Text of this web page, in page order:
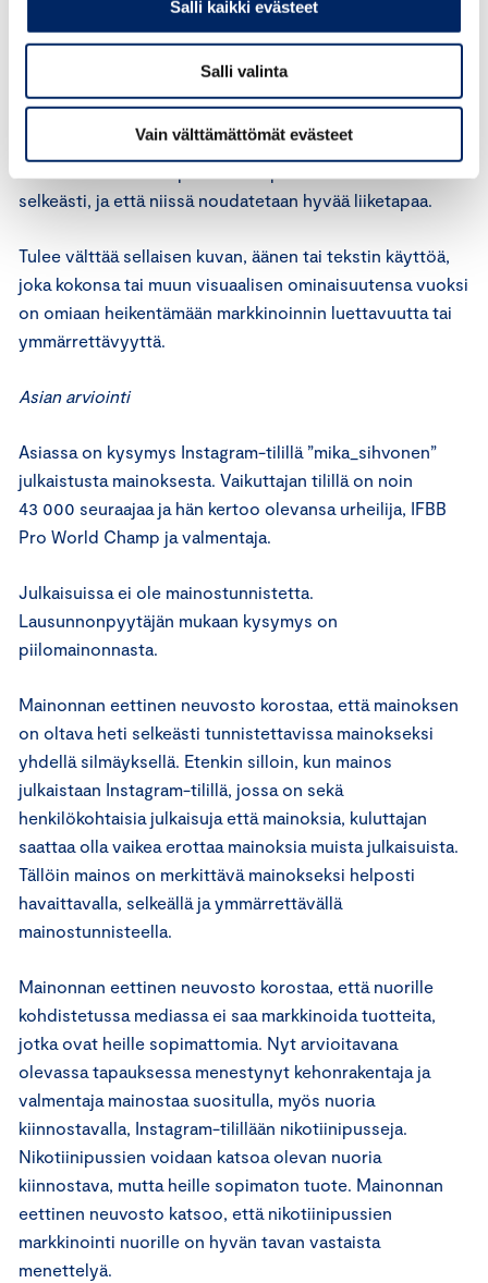
Salli kaikki evästeet
Salli valinta
Vain välttämättömät evästeet
Tällaisesta menettelystä ei tule syntyä sellaista kuvaa,
että se olisi yksittäisen kuluttajan tai muun tahon
Markkinoijan tulee varmistaa, että sen sosiaalisen
selkeästi, ja että niissä noudatetaan hyvää liiketapaa.
Tulee välttää sellaisen kuvan, äänen tai tekstin käyttöä,
joka kokonsa tai muun visuaalisen ominaisuutensa vuoksi
on omiaan heikentämään markkinoinnin luettavuutta tai
ymmärrettävyyttä.
Asian arviointi
Asiassa on kysymys Instagram-tilillä ”mika_sihvonen”
julkaistusta mainoksesta. Vaikuttajan tilillä on noin
43 000 seuraajaa ja hän kertoo olevansa urheilija, IFBB
Pro World Champ ja valmentaja.
Julkaisuissa ei ole mainostunnistetta.
Lausunnonpyytäjän mukaan kysymys on
piilomainonnasta.
Mainonnan eettinen neuvosto korostaa, että mainoksen
on oltava heti selkeästi tunnistettavissa mainokseksi
yhdellä silmäyksellä. Etenkin silloin, kun mainos
julkaistaan Instagram-tilillä, jossa on sekä
henkilökohtaisia julkaisuja että mainoksia, kuluttajan
saattaa olla vaikea erottaa mainoksia muista julkaisuista.
Tällöin mainos on merkittävä mainokseksi helposti
havaittavalla, selkeällä ja ymmärrettävällä
mainostunnisteella.
Mainonnan eettinen neuvosto korostaa, että nuorille
kohdistetussa mediassa ei saa markkinoida tuotteita,
jotka ovat heille sopimattomia. Nyt arvioitavana
olevassa tapauksessa menestynyt kehonrakentaja ja
valmentaja mainostaa suositulla, myös nuoria
kiinnostavalla, Instagram-tilillään nikotiinipusseja.
Nikotiinipussien voidaan katsoa olevan nuoria
kiinnostava, mutta heille sopimaton tuote. Mainonnan
eettinen neuvosto katsoo, että nikotiinipussien
markkinointi nuorille on hyvän tavan vastaista
menettelyä.